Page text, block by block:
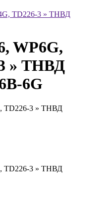
WP6G,
» ТНВД
6G
TD226-3 » ТНВД
TD226-3 » ТНВД